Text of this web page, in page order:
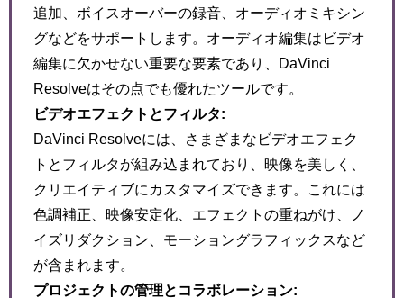
追加、ボイスオーバーの録音、オーディオミキシン
グなどをサポートします。オーディオ編集はビデオ
編集に欠かせない重要な要素であり、DaVinci
Resolveはその点でも優れたツールです。
ビデオエフェクトとフィルタ:
DaVinci Resolveには、さまざまなビデオエフェク
トとフィルタが組み込まれており、映像を美しく、
クリエイティブにカスタマイズできます。これには
色調補正、映像安定化、エフェクトの重ねがけ、ノ
イズリダクション、モーショングラフィックスなど
が含まれます。
プロジェクトの管理とコラボレーション: